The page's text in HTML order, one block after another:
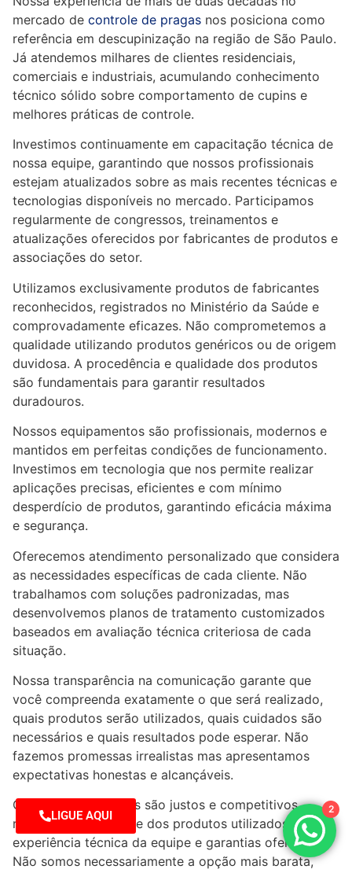
mercado de controle de pragas nos posiciona como
referência em descupinização na região de São Paulo.
Já atendemos milhares de clientes residenciais,
comerciais e industriais, acumulando conhecimento
técnico sólido sobre comportamento de cupins e
melhores práticas de controle.
Investimos continuamente em capacitação técnica de
nossa equipe, garantindo que nossos profissionais
estejam atualizados sobre as mais recentes técnicas e
tecnologias disponíveis no mercado. Participamos
regularmente de congressos, treinamentos e
atualizações oferecidos por fabricantes de produtos e
associações do setor.
Utilizamos exclusivamente produtos de fabricantes
reconhecidos, registrados no Ministério da Saúde e
comprovadamente eficazes. Não comprometemos a
qualidade utilizando produtos genéricos ou de origem
duvidosa. A procedência e qualidade dos produtos
são fundamentais para garantir resultados
duradouros.
Nossos equipamentos são profissionais, modernos e
mantidos em perfeitas condições de funcionamento.
Investimos em tecnologia que nos permite realizar
aplicações precisas, eficientes e com mínimo
desperdício de produtos, garantindo eficácia máxima
e segurança.
Oferecemos atendimento personalizado que considera
as necessidades específicas de cada cliente. Não
trabalhamos com soluções padronizadas, mas
desenvolvemos planos de tratamento customizados
baseados em avaliação técnica criteriosa de cada
situação.
Nossa transparência na comunicação garante que
você compreenda exatamente o que será realizado,
quais produtos serão utilizados, quais cuidados são
necessários e quais resultados pode esperar. Não
fazemos promessas irrealistas mas apresentamos
expectativas honestas e alcançáveis.
Os preços praticados são justos e competitivos,
refletindo a qualidade dos produtos utilizados,
experiência técnica da equipe e garantias oferecidas.
Não somos necessariamente a opção mais barata,
LIGUE AQUI 2